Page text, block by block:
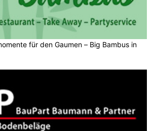
für den Gaumen – Big Bambus in